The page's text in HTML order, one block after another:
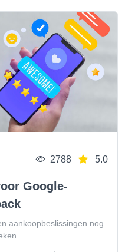
2788 5.0
Google-
aankoopbeslissingen nog